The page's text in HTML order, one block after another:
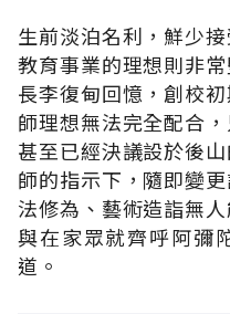
生前淡泊名利，鮮少
教育事業的理想則非
長李復甸回憶，創校
師理想無法完全配合
甚至已經決議設於後
師的指示下，隨即變
法修為、藝術造詣無
與在家眾就齊呼阿彌
道。